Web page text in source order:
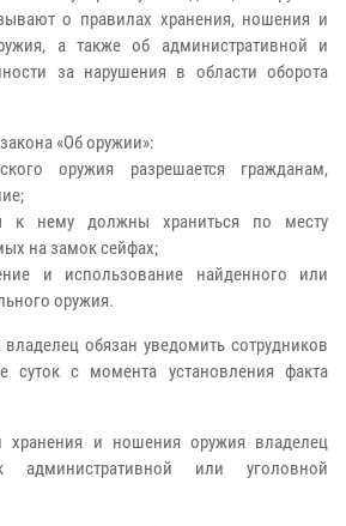
о правилах хранения, ношения и
а также об административной и
за нарушения в области оборота
«Об оружии»:
оружия разрешается гражданам,
к нему должны храниться по месту
на замок сейфах;
и использование найденного или
оружия.
владелец обязан уведомить сотрудников
суток с момента установления факта
хранения и ношения оружия владелец
административной или уголовной